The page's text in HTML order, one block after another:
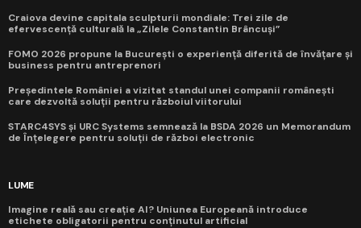
Craiova devine capitala sculpturii mondiale: Trei zile de
efervescență culturală la „Zilele Constantin Brâncuși”
FOMO 2026 propune la București o experiență diferită de învățare și
business pentru antreprenori
Președintele României a vizitat standul unei companii românești
care dezvoltă soluții pentru războiul viitorului
STARC4SYS și URC Systems semnează la BSDA 2026 un Memorandum
de Înțelegere pentru soluții de război electronic
LUME
Imagine reală sau creație AI? Uniunea Europeană introduce
etichete obligatorii pentru conținutul artificial